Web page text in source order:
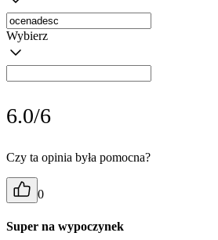
Wybierz
6.0/6
Czy ta opinia była pomocna?
0
Super na wypoczynek